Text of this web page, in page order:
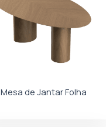
Mesa de Jantar Folha